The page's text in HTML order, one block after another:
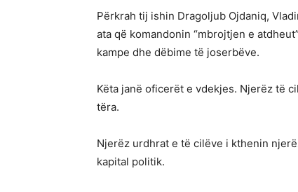
Përkrah tij ishin Dragoljub Ojdaniq,
ata që komandonin “mbrojtjen e
kampe dhe dëbime të joserbëve.
Këta janë oficerët e vdekjes. Njerëz të
tëra.
Njerëz urdhrat e të cilëve i kthenin
kapital politik.